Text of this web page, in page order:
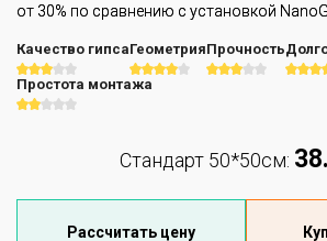
от 30% по сравнению с установкой
Качество гипсаГеометрияПрочность
Простота монтажа
Стандарт 50*50см:
Рассчитать цену